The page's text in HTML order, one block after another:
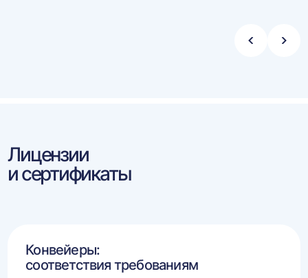
Стрелка
Лицензии
и сертификаты
Конвейеры:
соответствия требованиям